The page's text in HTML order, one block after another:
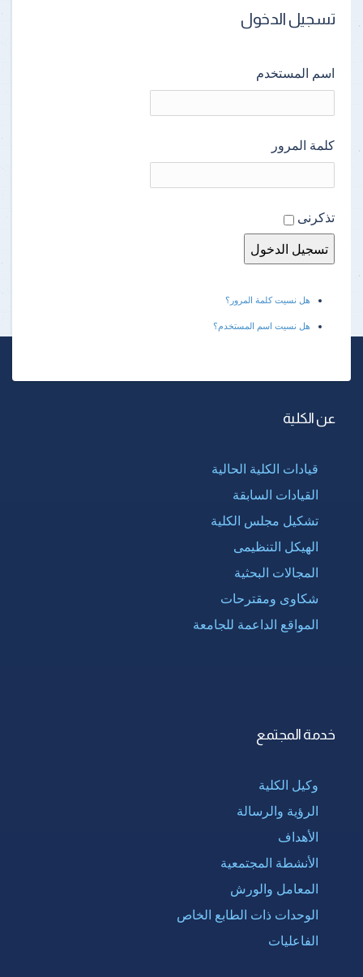
تسجيل الدخول
اسم المستخدم
كلمة المرور
تذكرنى
هل نسيت كلمة المرور؟
هل نسيت اسم المستخدم؟
عن الكلية
قيادات الكلية الحالية
القيادات السابقة
تشكيل مجلس الكلية
الهيكل التنظيمى
المجالات البحثية
شكاوى ومقترحات
المواقع الداعمة للجامعة
خدمة المجتمع
وكيل الكلية
الرؤية والرسالة
الأهداف
الأنشطة المجتمعية
المعامل والورش
الوحدات ذات الطابع الخاص
الفاعليات